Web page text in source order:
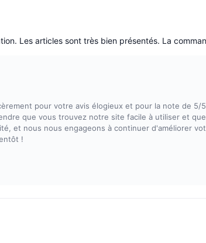
Les articles sont très bien présentés. La
pour votre avis élogieux et pour la note de 5/
que vous trouvez notre site facile à utiliser et
et nous nous engageons à continuer d'améliorer
!